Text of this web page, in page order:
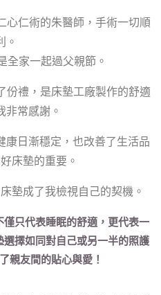
心仁術的朱醫師，手術一切順
。
全家一起過父親節。
份禮，是床墊工廠製作的舒適
非常感謝。
康日漸穩定，也改善了生活品
床墊的重要。
墊成了我檢視自己的契機。
只代表睡眠的舒適，更代表一
選擇如同對自己或另一半的照護
親友間的貼心與愛！